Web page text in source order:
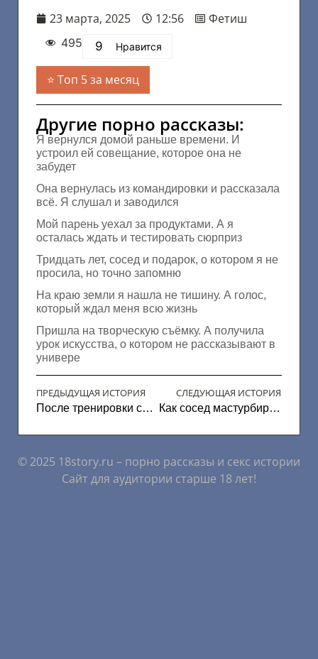
23 марта, 2025
12:56 Фетиш
495 9 Нравится
Топ 5 за месяц
Другие порно рассказы:
Я вернулся домой раньше времени. И
устроил ей совещание, которое она не
забудет
Она вернулась из командировки и рассказала
всё. Я слушал и заводился
Мой парень уехал за продуктами. А я
осталась ждать и тестировать сюрприз
Тридцать лет, сосед и подарок, о котором я не
просила, но точно запомню
На краю земли я нашла не тишину. А голос,
который ждал меня всю жизнь
Пришла на творческую съёмку. А получила
урок искусства, о котором не рассказывают в
универе
ПРЕДЫДУЩАЯ ИСТОРИЯ
После тренировки сделал куни
СЛЕДУЮЩАЯ ИСТОРИЯ
Как сосед мастурбировал на трусики жены
© 2025 18story.ru – порно рассказы и секс истории
Сайт для аудитории старше 18 лет!